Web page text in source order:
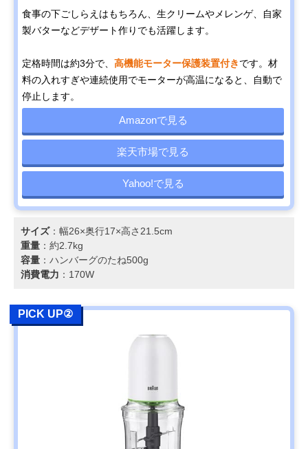
食事の下ごしらえはもちろん、生クリームやメレンゲ、自家
製バターなどデザート作りでも活躍します。
定格時間は約3分で、 高機能モーター保護装置付きです。材
料の入れすぎや連続使用でモーターが高温になると、自動で
停止します。
Amazonで見る
楽天市場で見る
Yahoo!で見る
サイズ：幅26×奥行17×高さ21.5cm
重量 ：約2.7kg
容量 ：ハンバーグのたね500g
消費電力 ：170W
PICK UP②